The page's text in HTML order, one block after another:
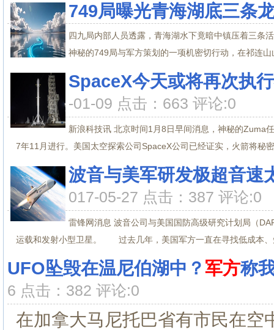
749局曝光青海湖底三条
四九局内部人员透露，青海湖水下竟暗中镇压着三条
神秘的749局与军方策划的一项机密切行动，在祁连
SpaceX今天或将再次执
-01-09 点击：663 评论:0
新浪科技讯 北京时间1月8日早间消息，神秘的Zuma
7年11月进行。美国太空探索公司SpaceX公司已经证实，火箭将秘
波音与美军研发极超音速
017-05-27 点击：387 评论:0
雷锋网消息 波音公司与美国国防高级研究计划局（
运载和发射小型卫星。 过去几年，美国军方一直在寻找低成本、
UFO坠毁在温尼伯湖中？军方称
6 点击：382 评论:0
在加拿大马尼托巴省有市民在空